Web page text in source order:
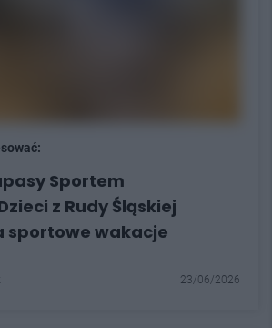
Sportem
z Rudy Śląskiej
sportowe wakacje
23/06/2026